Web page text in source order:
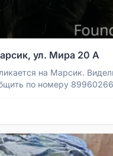
ул. Мира 20 А
на Марсик.
по номеру